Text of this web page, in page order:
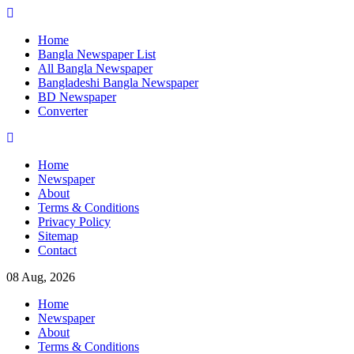
Skip
contentHome
Bangla Newspaper List
All Bangla Newspaper
Bangladeshi Bangla Newspaper
BD Newspaper
Converter
Home
Newspaper
About
Terms & Conditions
Privacy Policy
Sitemap
Contact
08 Aug, 2026
Home
Newspaper
About
Terms & Conditions